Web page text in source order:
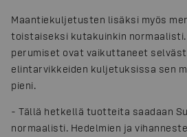
Maantiekuljetusten lisäksi myös
toistaiseksi kutakuinkin normaalisti.
perumiset ovat vaikuttaneet
elintarvikkeiden kuljetuksissa sen
pieni.
- Tällä hetkellä tuotteita saadaan
normaalisti. Hedelmien ja